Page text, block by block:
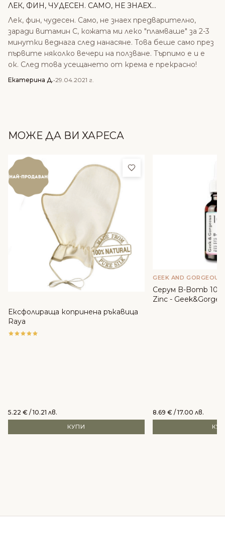
ЛЕК, ФИН, ЧУДЕСЕН. САМО, НЕ ЗНАЕХ...
Лек, фин, чудесен. Само, не знаех предварително,
заради витамин С, кожата ми леко "пламваше" за 2-3
минутки веднага след нанасяне. Това беше само през
първите няколко вечери на ползване. Търпимо е и е
ок. След това усещането от крема е прекрасно!
Екатерина Д.•29.04.2021 г.
МОЖЕ ДА ВИ ХАРЕСА
Добави в любими
Ексфолираща копринена ръкавица
Raya
5.22 € / 10.21 лв.
КУПИ
GEEK AND GORGEOUS
Серум B-Bomb
Zinc -
8.69 € / 17.00 лв.